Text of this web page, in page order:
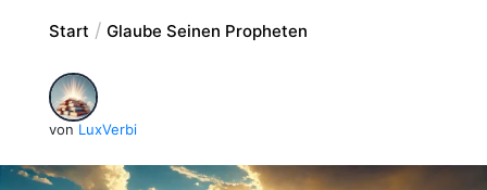
Start Glaube Seinen Propheten
von LuxVerbi